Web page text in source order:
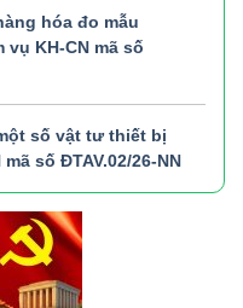
hóa đo mẫu
KH-CN mã số
số vật tư thiết bị
số ĐTAV.02/26-NN